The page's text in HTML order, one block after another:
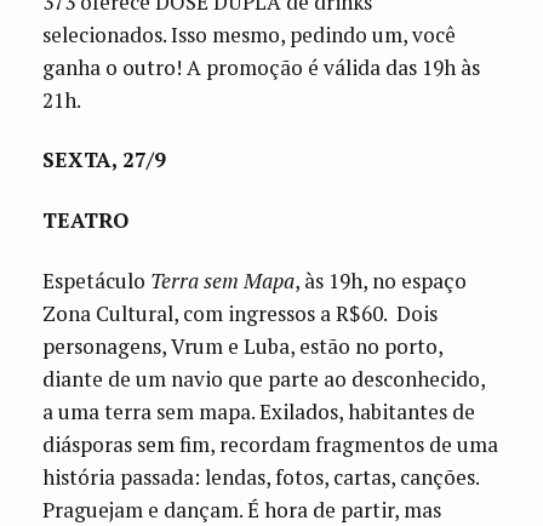
selecionados. Isso mesmo, pedindo um, você
ganha o outro! A promoção é válida das 19h às
21h.
SEXTA, 27/9
TEATRO
Espetáculo Terra sem Mapa, às 19h, no espaço
Zona Cultural, com ingressos a R$60. Dois
personagens, Vrum e Luba, estão no porto,
diante de um navio que parte ao desconhecido,
a uma terra sem mapa. Exilados, habitantes de
diásporas sem fim, recordam fragmentos de uma
história passada: lendas, fotos, cartas, canções.
Praguejam e dançam. É hora de partir, mas